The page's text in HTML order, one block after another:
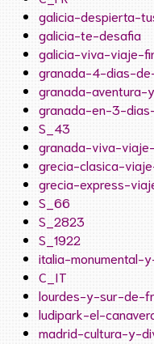
galicia-despierta-
galicia-te-desafia
galicia-viva-viaje-
granada-4-dias-
granada-aventura-
granada-en-3-
S_43
granada-viva-
grecia-clasica-
grecia-express-
S_66
S_2823
S_1922
italia-monumental-
C_IT
lourdes-y-sur-de-
ludipark-el-
madrid-cultura-y-